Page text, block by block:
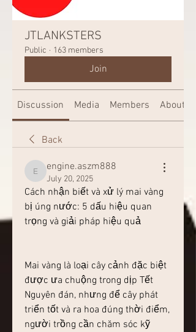
JTLANKSTERS
Public · 163 members
Join
Discussion Media Members About
Back
engine.aszm888
engine.aszm888
July 20, 2025
Cách nhận biết và xử lý mai vàng
bị úng nước: 5 dấu hiệu quan
trọng và giải pháp hiệu quả
Mai vàng là loại cây cảnh đặc biệt
được ưa chuộng trong dịp Tết
Nguyên đán, nhưng để cây phát
triển tốt và ra hoa đúng thời điểm,
người trồng cần chăm sóc kỹ